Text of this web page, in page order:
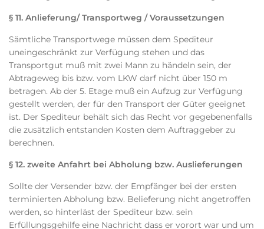
§ 11. Anlieferung/ Transportweg / Voraussetzungen
Sämtliche Transportwege müssen dem Spediteur
uneingeschränkt zur Verfügung stehen und das
Transportgut muß mit zwei Mann zu händeln sein, der
Abtrageweg bis bzw. vom LKW darf nicht über 150 m
betragen. Ab der 5. Etage muß ein Aufzug zur Verfügung
gestellt werden, der für den Transport der Güter geeignet
ist. Der Spediteur behält sich das Recht vor gegebenenfalls
die zusätzlich entstanden Kosten dem Auftraggeber zu
berechnen.
§ 12. zweite Anfahrt bei Abholung bzw. Auslieferungen
Sollte der Versender bzw. der Empfänger bei der ersten
terminierten Abholung bzw. Belieferung nicht angetroffen
werden, so hinterläst der Spediteur bzw. sein
Erfüllungsgehilfe eine Nachricht dass er vorort war und um